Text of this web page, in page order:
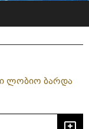
ლობიო ბარდა